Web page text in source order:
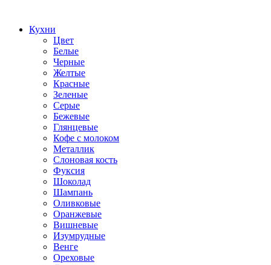
Кухни
Цвет
Белые
Черные
Желтые
Красные
Зеленые
Серые
Бежевые
Глянцевые
Кофе с молоком
Металлик
Слоновая кость
Фуксия
Шоколад
Шампань
Оливковые
Оранжевые
Вишневые
Изумрудные
Венге
Ореховые